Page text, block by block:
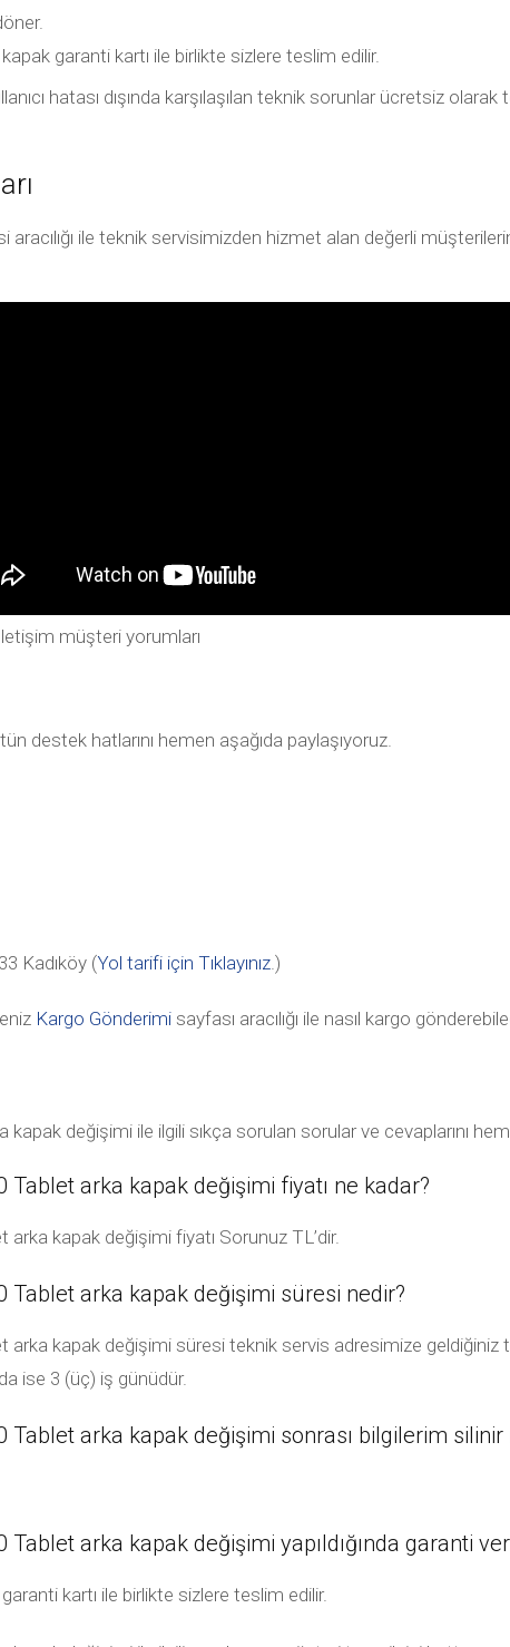
garanti kartı ile birlikte sizlere teslim edilir.
hatası dışında karşılaşılan teknik sorunlar ücretsiz
aracılığı ile teknik servisimizden hizmet alan değerli
müşteri yorumları
destek hatlarını hemen aşağıda paylaşıyoruz.
Kadıköy (Yol tarifi için Tıklayınız.)
Kargo Gönderimi sayfası aracılığı ile nasıl kargo
değişimi ile ilgili sıkça sorulan sorular ve cevaplarını
arka kapak değişimi fiyatı ne kadar?
kapak değişimi fiyatı Sorunuz TL’dir.
Tablet arka kapak değişimi süresi nedir?
kapak değişimi süresi teknik servis adresimize geldiğiniz
ise 3 (üç) iş günüdür.
arka kapak değişimi sonrası bilgilerim silinir
arka kapak değişimi yapıldığında garanti
kartı ile birlikte sizlere teslim edilir.